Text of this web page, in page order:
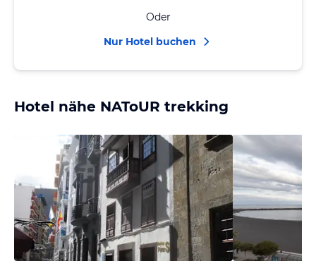
Oder
Nur Hotel buchen
Hotel nähe NAToUR trekking